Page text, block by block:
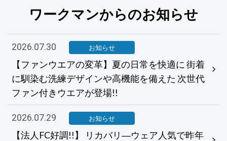
ワークマンからのお知らせ
2026.07.30 お知らせ
【ファンウエアの変革】夏の日常を快適に 街着
に馴染む洗練デザインや高機能を備えた 次世代
ファン付きウエアが登場!!
2026.07.29 お知らせ
【法人FC好調!!】 リカバリ―ウェア人気で昨年